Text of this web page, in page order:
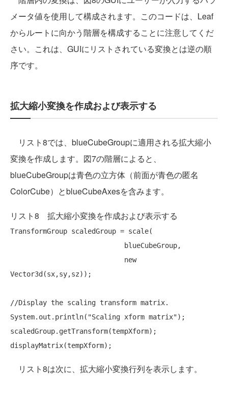
メータ値を使用して構成されます。このコードは、Leaf
からルートに向かう階層を構成することに注意してくだ
さい。これは、GUIにリストされている変換とは逆の順
序です。
拡大縮小変換を作成および表示する
リスト8では、blueCubeGroupに適用される拡大縮小
変換を作成します。図7の階層によると、
blueCubeGroupは青色の立方体（前面が青色の匿名
ColorCube）とblueCubeAxesを含みます。
リスト8 拡大縮小変換を作成および表示する
TransformGroup scaledGroup = scale(
new
Vector3d(sx,sy,sz));
//Display the scaling transform matrix.
System.out.println( "Scaling xform matrix");
scaledGroup.getTransform(tempXform);
リスト8は次に、拡大縮小変換行列を表示します。